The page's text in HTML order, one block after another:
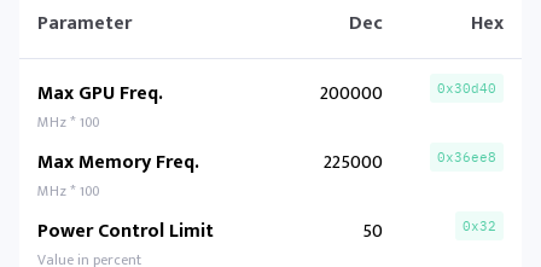
Parameter Dec Hex
Max GPU Freq.
MHz * 100
200000 0x30d40
Max Memory Freq.
MHz * 100
225000 0x36ee8
Power Control Limit
Value in percent
50 0x32